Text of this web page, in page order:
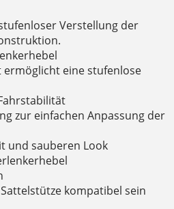
Verstellung der
eine stufenlose
zur einfachen Anpassung der
und sauberen Look
kompatibel sein